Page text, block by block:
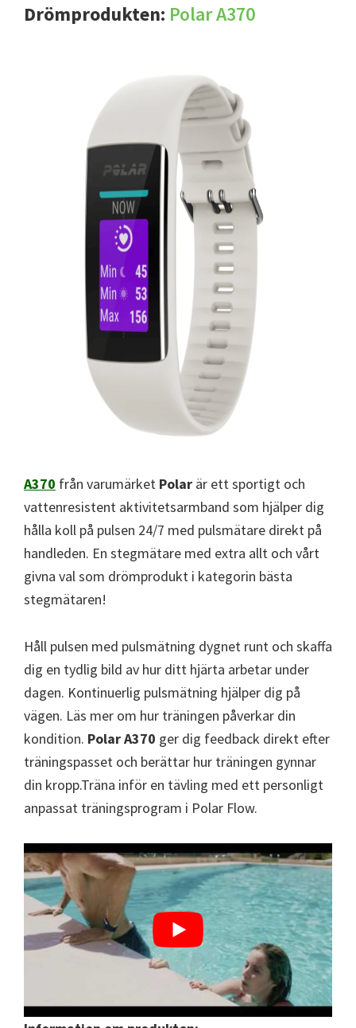
Drömprodukten: Polar A370
A370 från varumärket Polar är ett sportigt och
vattenresistent aktivitetsarmband som hjälper dig
hålla koll på pulsen 24/7 med pulsmätare direkt på
handleden. En stegmätare med extra allt och vårt
givna val som drömprodukt i kategorin bästa
stegmätaren!
Håll pulsen med pulsmätning dygnet runt och skaffa
dig en tydlig bild av hur ditt hjärta arbetar under
dagen. Kontinuerlig pulsmätning hjälper dig på
vägen. Läs mer om hur träningen påverkar din
kondition. Polar A370 ger dig feedback direkt efter
träningspasset och berättar hur träningen gynnar
din kropp.Träna inför en tävling med ett personligt
anpassat träningsprogram i Polar Flow.